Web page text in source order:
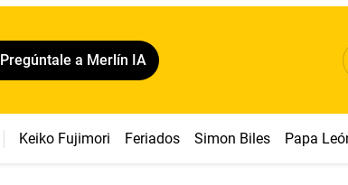
Pregúntale a Merlín IA
Keiko Fujimori Feriados Simon Biles Papa